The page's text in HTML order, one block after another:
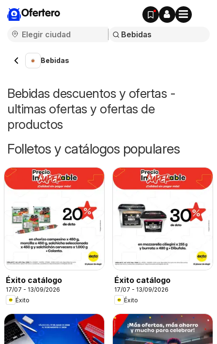
Ofertero
Bebidas
Bebidas descuentos y ofertas -
ultimas ofertas y ofertas de
productos
Folletos y catálogos populares
Éxito catálogo
17/07 - 13/09/2026
Éxito
Éxito catálogo
17/07 - 13/09/2026
Éxito